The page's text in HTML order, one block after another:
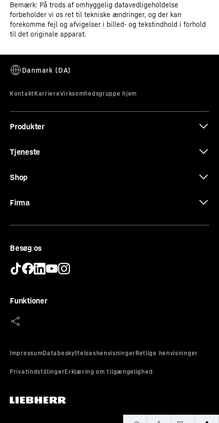
Nemt at rengøre det indre rum
Plastikken i beholderen er lavet af polystyren: en
skjulte steder, hvor snavs kan samle sig, og de store
perfekte kombination af bæredygtighed og hygiejne.
Alarmrelæ
kontrolcenter med det samme, normalt via tilslutning til
hvilke alarmer der skal videresendes, og indstille, hvor
en påmindelse efter bekræftelse af alarmen. Det giver
Produkttype
Laboratoriefryseapparat med
indvendigt rum uden
Klassifikation
GTIN 9005382246559
Betjeningsinstruktioner
Bemærk: På trods af omhyggelig datavedligeholdelse
forbeholder vi os ret til tekniske ændringer, og der kan
forekomme fejl og afvigelser i billed- og tekstindhold i forhold
til det originale apparat.
Produkter
Tjeneste
Shop
Firma
Besøg os
Funktioner